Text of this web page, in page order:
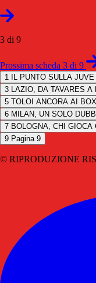
3 di 9
Prossima scheda 3 di 9
1 IL PUNTO SULLA JUVE
3 LAZIO, DA TAVARES A
5 TOLOI ANCORA AI BOX
6 MILAN, UN SOLO
7 BOLOGNA, CHI GIOCA
9 Pagina 9
© RIPRODUZIONE